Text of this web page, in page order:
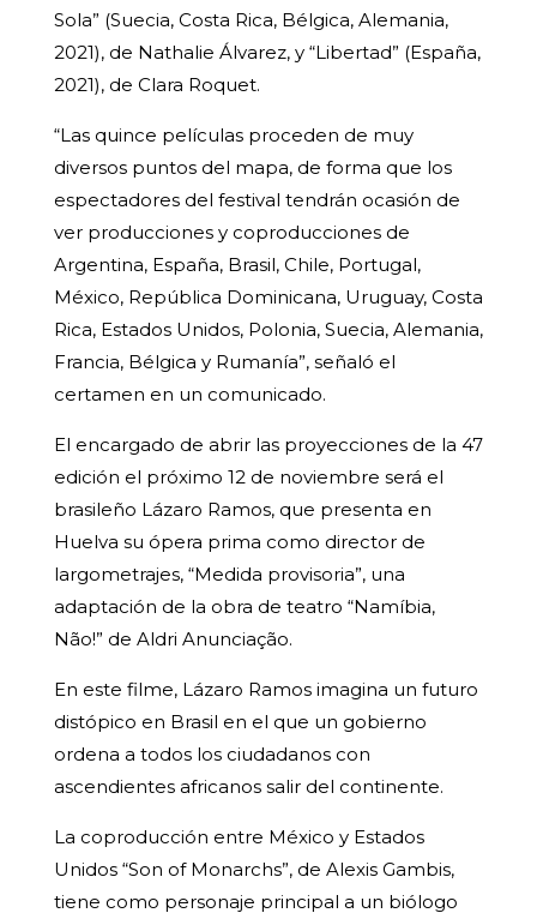
Sola” (Suecia, Costa Rica, Bélgica, Alemania,
2021), de Nathalie Álvarez, y “Libertad” (España,
2021), de Clara Roquet.
“Las quince películas proceden de muy
diversos puntos del mapa, de forma que los
espectadores del festival tendrán ocasión de
ver producciones y coproducciones de
Argentina, España, Brasil, Chile, Portugal,
México, República Dominicana, Uruguay, Costa
Rica, Estados Unidos, Polonia, Suecia, Alemania,
Francia, Bélgica y Rumanía”, señaló el
certamen en un comunicado.
El encargado de abrir las proyecciones de la 47
edición el próximo 12 de noviembre será el
brasileño Lázaro Ramos, que presenta en
Huelva su ópera prima como director de
largometrajes, “Medida provisoria”, una
adaptación de la obra de teatro “Namíbia,
Não!” de Aldri Anunciação.
En este filme, Lázaro Ramos imagina un futuro
distópico en Brasil en el que un gobierno
ordena a todos los ciudadanos con
ascendientes africanos salir del continente.
La coproducción entre México y Estados
Unidos “Son of Monarchs”, de Alexis Gambis,
tiene como personaje principal a un biólogo